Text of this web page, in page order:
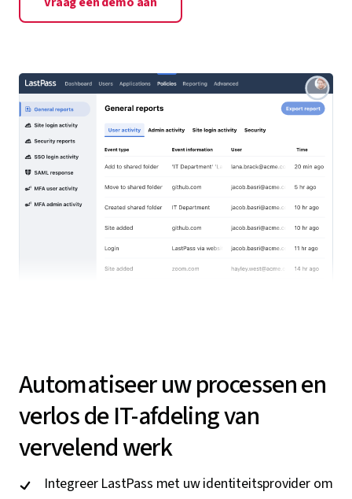
Automatiseer uw processen en
verlos de IT-afdeling van
vervelend werk
Integreer LastPass met uw identiteitsprovider om